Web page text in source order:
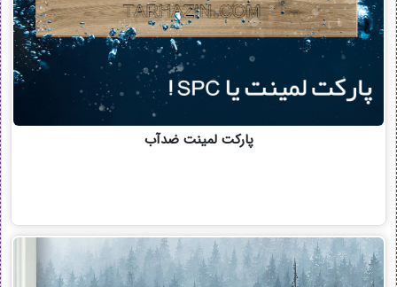
پارکت لمینت ضدآب